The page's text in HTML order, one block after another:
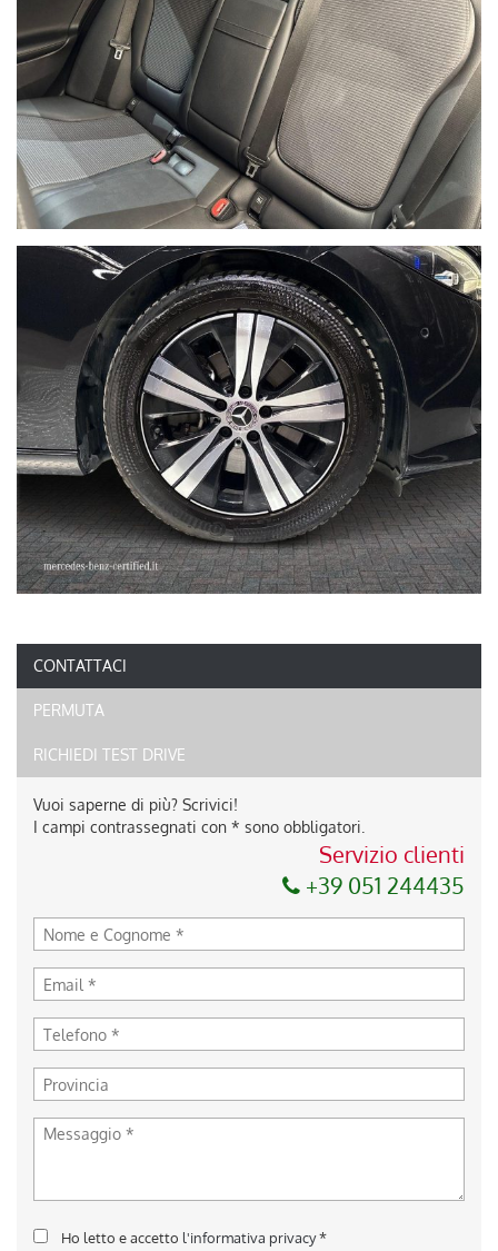
CONTATTACI
PERMUTA
RICHIEDI TEST DRIVE
Vuoi saperne di più? Scrivici!
I campi contrassegnati con * sono obbligatori.
Servizio clienti
+39 051 244435
Ho letto e accetto l'informativa privacy*